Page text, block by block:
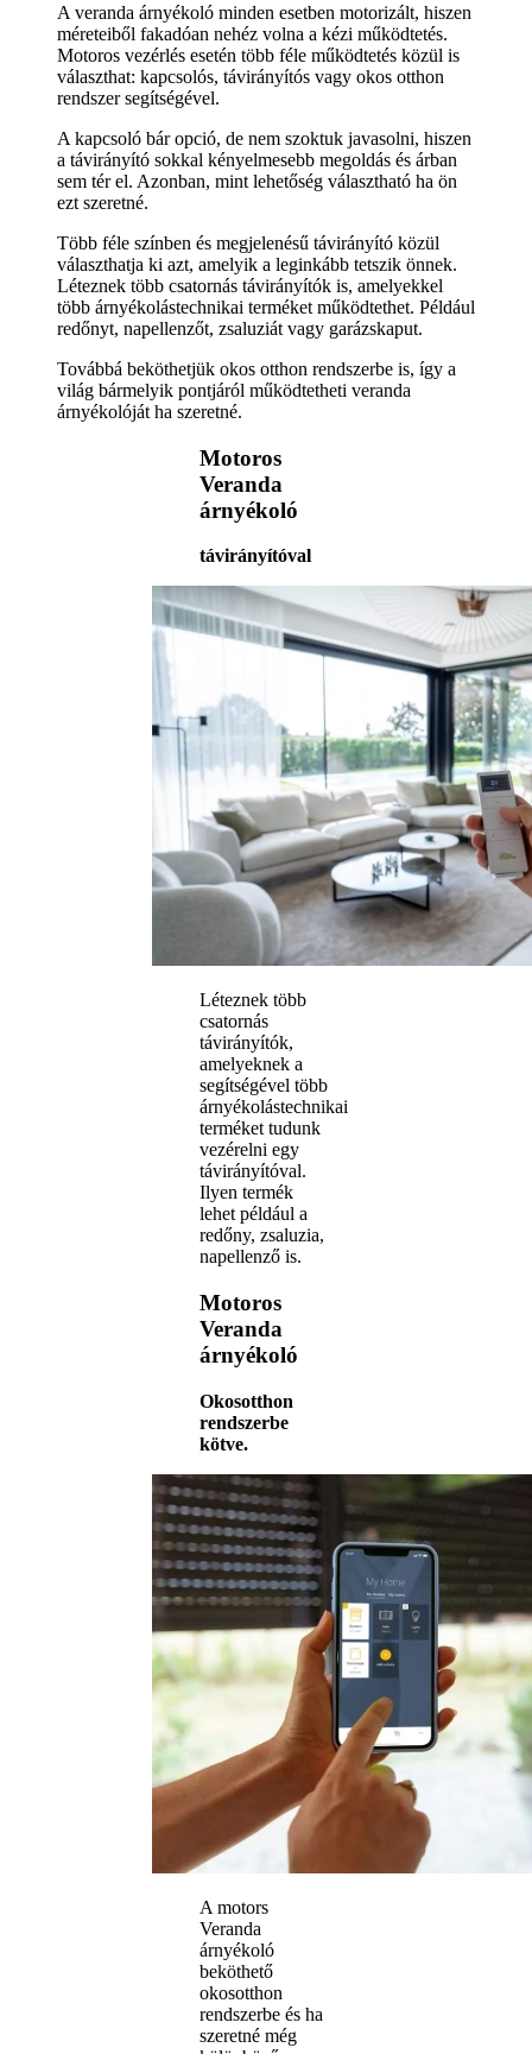
A veranda árnyékoló minden esetben motorizált, hiszen
méreteiből fakadóan nehéz volna a kézi működtetés.
Motoros vezérlés esetén több féle működtetés közül is
választhat: kapcsolós, távirányítós vagy okos otthon
rendszer segítségével.
A kapcsoló bár opció, de nem szoktuk javasolni, hiszen
a távirányító sokkal kényelmesebb megoldás és árban
sem tér el. Azonban, mint lehetőség választható ha ön
ezt szeretné.
Több féle színben és megjelenésű távirányító közül
választhatja ki azt, amelyik a leginkább tetszik önnek.
Léteznek több csatornás távirányítók is, amelyekkel
több árnyékolástechnikai terméket működtethet. Például
redőnyt, napellenzőt, zsaluziát vagy garázskaput.
Továbbá beköthetjük okos otthon rendszerbe is, így a
világ bármelyik pontjáról működtetheti veranda
árnyékolóját ha szeretné.
Motoros
Veranda
árnyékoló
távirányítóval
Léteznek több
csatornás
távirányítók,
amelyeknek a
segítségével több
árnyékolástechnikai
terméket tudunk
vezérelni egy
távirányítóval.
Ilyen termék
lehet például a
redőny, zsaluzia,
napellenző is.
Motoros
Veranda
árnyékoló
Okosotthon
rendszerbe
kötve.
A motors
Veranda
árnyékoló
beköthető
okosotthon
rendszerbe és ha
szeretné még